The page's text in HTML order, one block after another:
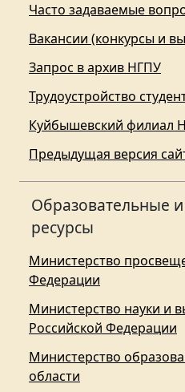
Часто задаваемые
Вакансии (конкурсы и
Запрос в архив НГПУ
Трудоустройство
Куйбышевский филиал
Предыдущая версия
Образовательные
ресурсы
Министерство
Федерации
Министерство науки и
Российской Федерации
Министерство
области